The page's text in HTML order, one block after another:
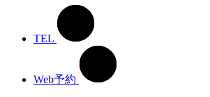
TEL
Web予約